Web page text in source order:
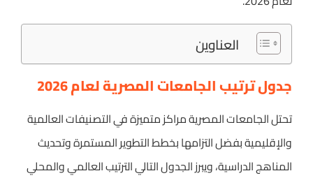
العناوين
جدول ترتيب الجامعات المصرية لعام 2026
تحتل الجامعات المصرية مراكز متميزة في التصنيفات العالمية
والإقليمية بفضل التزامها بخطط التطوير المستمرة وتحديث
المناهج الدراسية، ويبرز الجدول التالي الترتيب العالمي والمحلي